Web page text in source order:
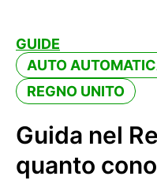
GUIDE
AUTO
REGNO UNITO
Guida nel
quanto